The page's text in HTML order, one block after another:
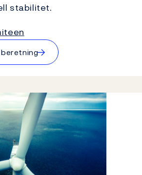
stabilitet.
→